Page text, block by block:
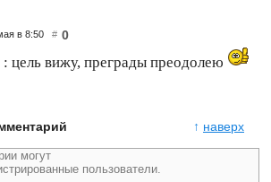
в 8:50 # 0
: цель вижу, преграды преодолею
↑ наверх